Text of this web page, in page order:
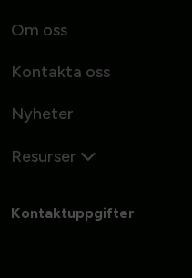
Om oss
Kontakta oss
Nyheter
Resurser
Kontaktuppgifter